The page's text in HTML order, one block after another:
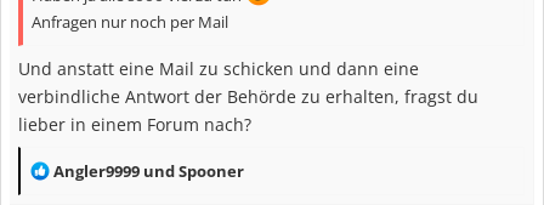
Anfragen nur noch per Mail
Und anstatt eine Mail zu schicken und dann eine
verbindliche Antwort der Behörde zu erhalten, fragst du
lieber in einem Forum nach?
R
Angler9999 undSpooner